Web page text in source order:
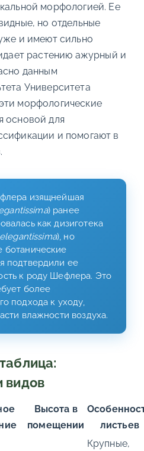
морфологией. Ее
но отдельные
и имеют сильно
растению ажурный и
данным
Университета
морфологические
основой для
и помогают в
изящнейшая
) ранее
как дизиготека
), но
ботанические
подтвердили ее
к роду Шефлера. Это
более
подхода к уходу,
влажности воздуха.
видов
Высота в
помещении
листьев
Крупные,